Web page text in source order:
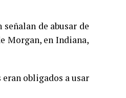
de abusar de
Morgan, en Indiana,
obligados a usar